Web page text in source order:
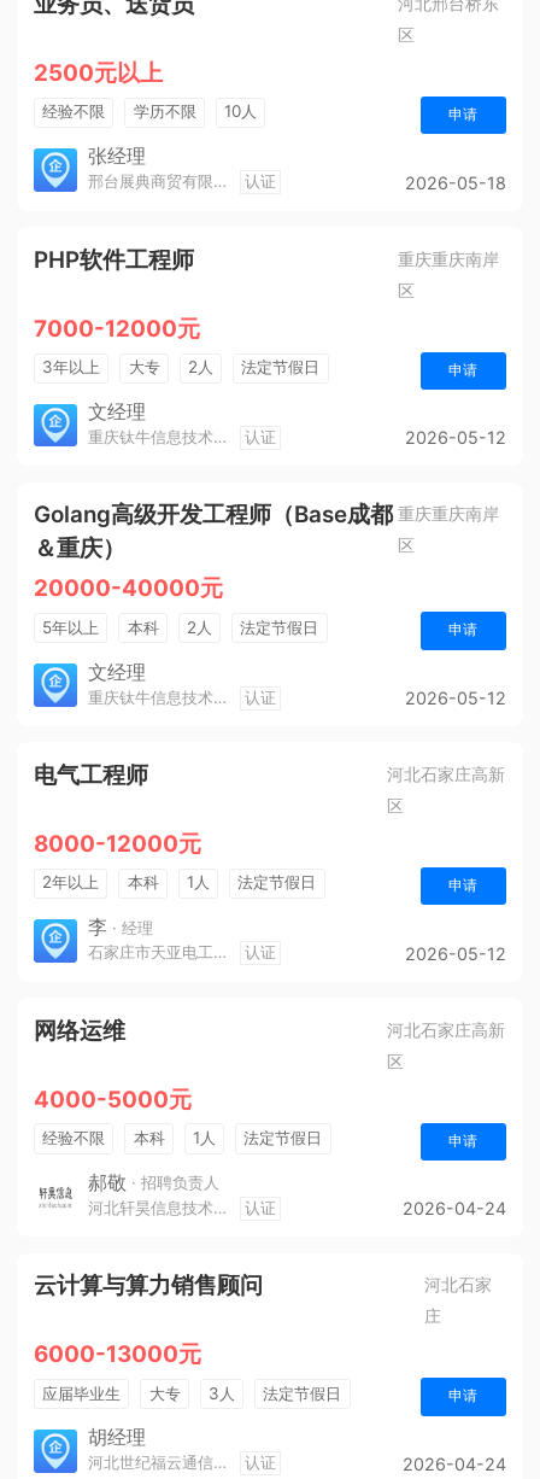
区
2500元以上
经验不限 学历不限 10人 申请
张经理
邢台展典商贸有限公司 认证 2026-05-18
PHP软件工程师
重庆重庆南岸
区
7000-12000元
3年以上 大专 2人
法定节假日
休假制度
年终奖金
申请
文经理
重庆钛牛信息技术有限公司 认证 2026-05-12
Golang高级开发工程师（Base成都
＆重庆）
重庆重庆南岸
区
20000-40000元
5年以上 本科 2人
法定节假日
休假制度
年终奖金
申请
文经理
重庆钛牛信息技术有限公司 认证 2026-05-12
电气工程师
河北石家庄高新
区
8000-12000元
2年以上 本科 1人 法定节假日 申请
李 · 经理
石家庄市天亚电工电气有限责任公司
认证 2026-05-12
网络运维
河北石家庄高新
区
4000-5000元
经验不限 本科 1人
法定节假日
休假制度
五险一金
申请
郝敬 · 招聘负责人
河北轩昊信息技术有限公司
认证 2026-04-24
云计算与算力销售顾问
河北石家
庄
6000-13000元
应届毕业生 大专 3人
法定节假日
销售奖金
年终奖金
申请
胡经理
河北世纪福云通信技术有限公司 认证 2026-04-24